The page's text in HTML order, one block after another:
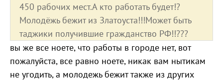
450 рабочих мест.А кто работать будет!?
Молодёжь бежит из Златоуста!!!Может быть
таджики получившие гражданство РФ!!???
вы же все ноете, что работы в городе нет, вот
пожалуйста, все равно ноете, никак вам нытикам
не угодить, а молодежь бежит также из других